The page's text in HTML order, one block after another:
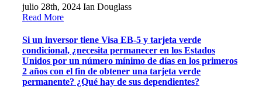
julio 28th, 2024 Ian Douglass
Read More
Si un inversor tiene Visa EB-5 y tarjeta verde
condicional, ¿necesita permanecer en los Estados
Unidos por un número mínimo de días en los primeros
2 años con el fin de obtener una tarjeta verde
permanente? ¿Qué hay de sus dependientes?